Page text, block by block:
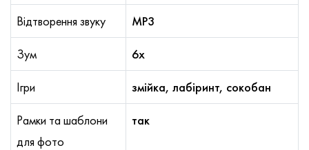
Відтворення звуку MP3
Зум 6x
Ігри змійка, лабіринт, сокобан
Рамки та шаблони
для фото
так